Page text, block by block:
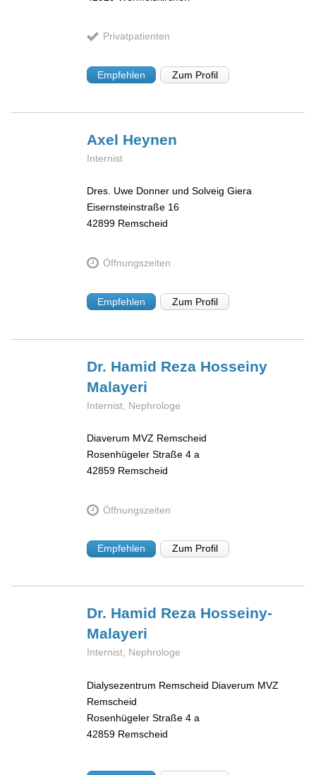
Privatpatienten
Empfehlen Zum Profil
Axel Heynen
Internist
Dres. Uwe Donner und Solveig Giera
Eisernsteinstraße 16
42899 Remscheid
Öffnungszeiten
Empfehlen Zum Profil
Dr. Hamid Reza Hosseiny
Malayeri
Internist, Nephrologe
Diaverum MVZ Remscheid
Rosenhügeler Straße 4 a
42859 Remscheid
Öffnungszeiten
Empfehlen Zum Profil
Dr. Hamid Reza Hosseiny-
Malayeri
Internist, Nephrologe
Dialysezentrum Remscheid Diaverum MVZ
Remscheid
Rosenhügeler Straße 4 a
42859 Remscheid